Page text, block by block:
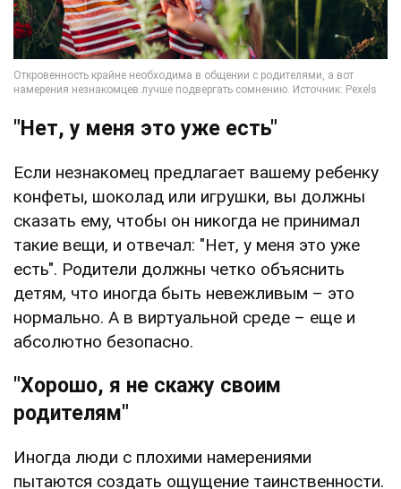
"Нет, у меня это уже есть"
Если незнакомец предлагает вашему ребенку
конфеты, шоколад или игрушки, вы должны
сказать ему, чтобы он никогда не принимал
такие вещи, и отвечал: "Нет, у меня это уже
есть". Родители должны четко объяснить
детям, что иногда быть невежливым – это
нормально. А в виртуальной среде – еще и
абсолютно безопасно.
"Хорошо, я не скажу своим
родителям"
Иногда люди с плохими намерениями
пытаются создать ощущение таинственности.